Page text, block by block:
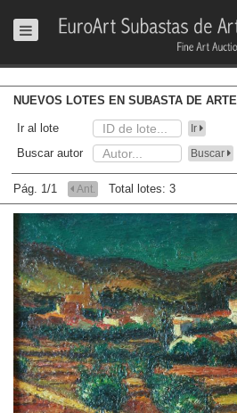
NUEVOS LOTES EN SUBASTA DE ARTE
Ir al lote Ir
Buscar autor Buscar
Pág. 1/1 Ant. Total lotes: 3